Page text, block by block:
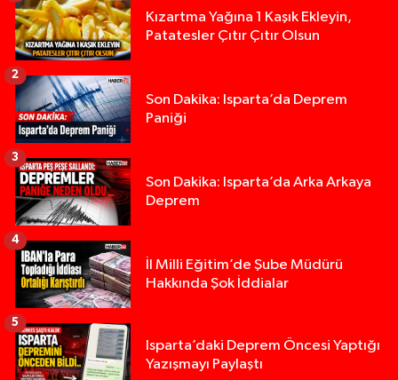
Kızartma Yağına 1 Kaşık Ekleyin,
Patatesler Çıtır Çıtır Olsun
Son Dakika: Isparta’da Deprem
Paniği
2
Son Dakika: Isparta’da Arka Arkaya
Deprem
3
İl Milli Eğitim’de Şube Müdürü
Hakkında Şok İddialar
4
Isparta’daki Deprem Öncesi Yaptığı
Yazışmayı Paylaştı
5
13:00 |Yığılca'da kardeşler arasındaki silahlı kavgada
12:48 |Tur teknesi çalışanlarının birbirine girdiği kavga